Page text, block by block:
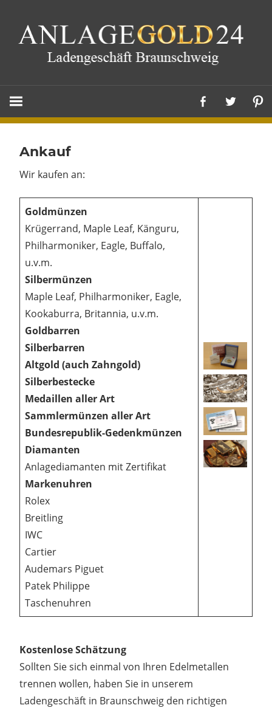
springen
Ankauf
Wir kaufen an:
Goldmünzen
Krügerrand, Maple Leaf, Känguru,
Philharmoniker, Eagle, Buffalo,
u.v.m.
Silbermünzen
Maple Leaf, Philharmoniker, Eagle,
Kookaburra, Britannia, u.v.m.
Goldbarren
Silberbarren
Altgold (auch Zahngold)
Silberbestecke
Medaillen aller Art
Sammlermünzen aller Art
Bundesrepublik-Gedenkmünzen
Diamanten
Anlagediamanten mit Zertifikat
Markenuhren
Rolex
Breitling
IWC
Cartier
Audemars Piguet
Patek Philippe
Taschenuhren
Kostenlose Schätzung
Sollten Sie sich einmal von Ihren Edelmetallen
trennen wollen, haben Sie in unserem
Ladengeschäft in Braunschweig den richtigen